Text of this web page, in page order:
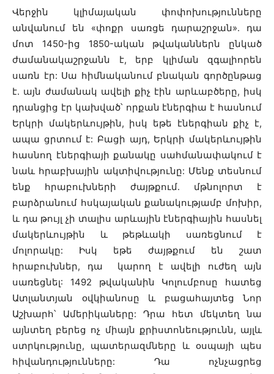
Վերջին կլիմայական փոփոխությունները
անվանում են «փոքր սառցե դարաշրջան». դա
մոտ 1450-ից 1850-ական թվականներն ընկած
ժամանակաշրջանն է, երբ կլիման զգալիորեն
սառն էր: Սա հիմնականում բնական գործընթաց
է. այն ժամանակ ավելի քիչ էին արևաբծերը, իսկ
դրանցից էր կախված՝ որքան էներգիա է հասնում
Երկրի մակերևույթին, իսկ եթե էներգիան քիչ է,
ապա ցրտում է: Բացի այդ, Երկրի մակերևույթին
հասնող էներգիայի քանակը սահմանափակում է
նաև հրաբխային ակտիվությունը: Մենք տեսնում
ենք հրաբուխների ժայթքում. մթնոլորտ է
բարձրանում հսկայական քանակությամբ մոխիր,
և դա թույլ չի տալիս արևային էներգիային հասնել
մակերևույթին և թեթևակի սառեցնում է
մոլորակը: Իսկ եթե ժայթքում են շատ
հրաբուխներ, դա կարող է ավելի ուժեղ այն
սառեցնել: 1492 թվականին Կոլումբոսը հատեց
Ատլանտյան օվկիանոսը և բացահայտեց Նոր
Աշխարհ՝ Ամերիկաները: Դրա հետ մեկտեղ նա
այնտեղ բերեց ոչ միայն քրիստոնեությունն, այլև
ստրկությունը, պատերազմները և օսպայի պես
հիվանդությունները: Դա ոչնչացրեց